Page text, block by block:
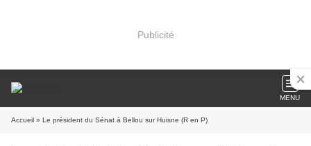
Publicité
MENU
Accueil » Le président du Sénat à Bellou sur Huisne (R en P)